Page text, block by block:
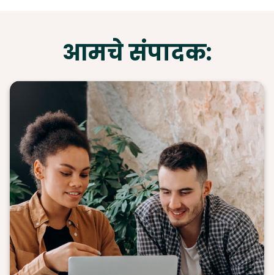
आमचे संपादक: